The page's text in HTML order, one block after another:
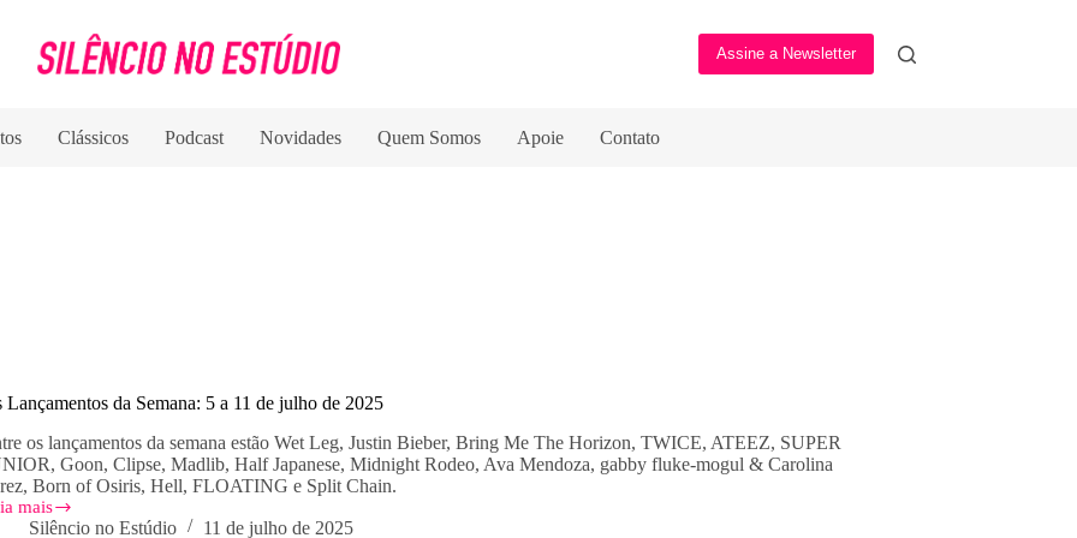
Assine a Newsletter
Clássicos Podcast Novidades Quem Somos Apoie Contato
Lançamentos da Semana: 5 a 11 de julho de 2025
os lançamentos da semana estão Wet Leg, Justin Bieber, Bring Me The Horizon, TWICE, ATEEZ, SUPER
Goon, Clipse, Madlib, Half Japanese, Midnight Rodeo, Ava Mendoza, gabby fluke-mogul & Carolina
Born of Osiris, Hell, FLOATING e Split Chain.
mais
Silêncio no Estúdio 11 de julho de 2025